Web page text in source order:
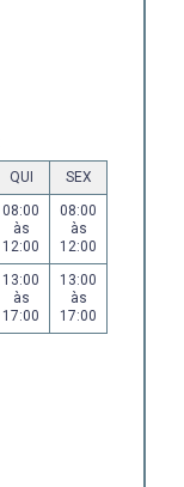
QUI
SEX
08:00
às
12:00
08:00
às
12:00
13:00
às
17:00
13:00
às
17:00